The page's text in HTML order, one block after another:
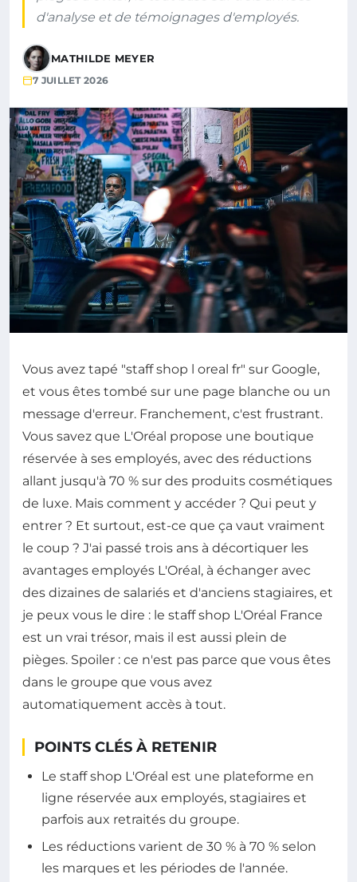
d'analyse et de témoignages d'employés.
MATHILDE MEYER
7 JUILLET 2026
Vous avez tapé "staff shop l oreal fr" sur Google,
et vous êtes tombé sur une page blanche ou un
message d'erreur. Franchement, c'est frustrant.
Vous savez que L'Oréal propose une boutique
réservée à ses employés, avec des réductions
allant jusqu'à 70 % sur des produits cosmétiques
de luxe. Mais comment y accéder ? Qui peut y
entrer ? Et surtout, est-ce que ça vaut vraiment
le coup ? J'ai passé trois ans à décortiquer les
avantages employés L'Oréal, à échanger avec
des dizaines de salariés et d'anciens stagiaires, et
je peux vous le dire : le staff shop L'Oréal France
est un vrai trésor, mais il est aussi plein de
pièges. Spoiler : ce n'est pas parce que vous êtes
dans le groupe que vous avez
automatiquement accès à tout.
POINTS CLÉS À RETENIR
Le staff shop L'Oréal est une plateforme en
ligne réservée aux employés, stagiaires et
parfois aux retraités du groupe.
Les réductions varient de 30 % à 70 % selon
les marques et les périodes de l'année.